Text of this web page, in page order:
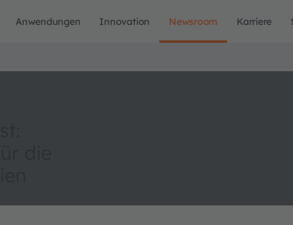
Anwendungen Innovation Newsroom Karriere